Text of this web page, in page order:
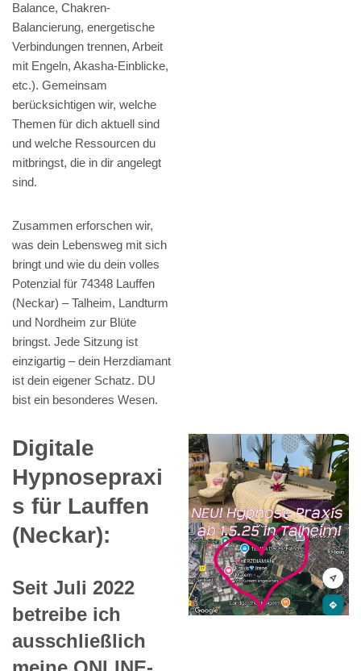
Balance, Chakren-
Balancierung, energetische
Verbindungen trennen, Arbeit
mit Engeln, Akasha-Einblicke,
etc.). Gemeinsam
berücksichtigen wir, welche
Themen für dich aktuell sind
und welche Ressourcen du
mitbringst, die in dir angelegt
sind.
Zusammen erforschen wir,
was dein Lebensweg mit sich
bringt und wie du dein volles
Potenzial für 74348 Lauffen
(Neckar) – Talheim, Landturm
und Nordheim zur Blüte
bringst. Jede Sitzung ist
einzigartig – dein Herzdiamant
ist dein eigener Schatz. DU
bist ein besonderes Wesen.
Digitale
Hypnosepraxi
s für Lauffen
(Neckar):
Seit Juli 2022
betreibe ich
ausschließlich